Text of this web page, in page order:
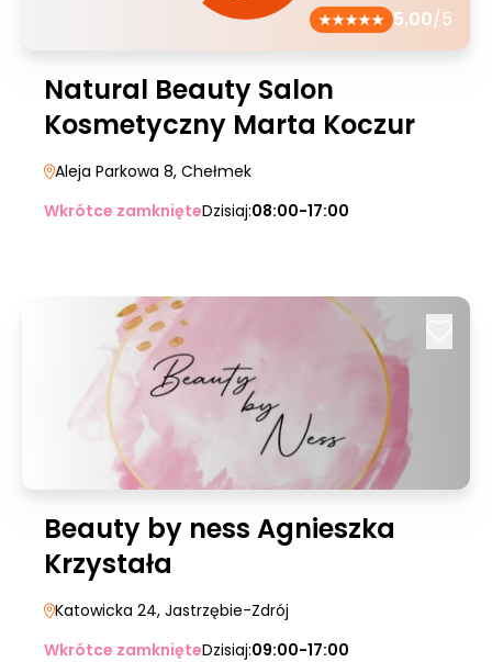
5.00/5
Natural Beauty Salon
Kosmetyczny Marta Koczur
Aleja Parkowa 8, Chełmek
Wkrótce zamknięteDzisiaj:08:00-17:00
Beauty by ness Agnieszka
Krzystała
Katowicka 24, Jastrzębie-Zdrój
Wkrótce zamknięteDzisiaj:09:00-17:00